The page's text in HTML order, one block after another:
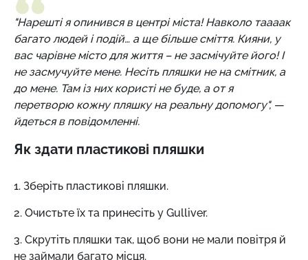
"Нарешті я опинився в центрі міста! Навколо таааак
багато людей і подій… а ще більше сміття. Кияни, у
вас чарівне місто для життя – не засмічуйте його! І
не засмучуйте мене. Несіть пляшки не на смітник, а
до мене. Там із них користі не буде, а от я
перетворю кожну пляшку на реальну допомогу", —
йдеться в повідомленні.
Як здати пластикові пляшки
1. Зберіть пластикові пляшки.
2. Очистьте їх та принесіть у Gulliver.
3. Скрутіть пляшки так, щоб вони не мали повітря й
не займали багато місця.